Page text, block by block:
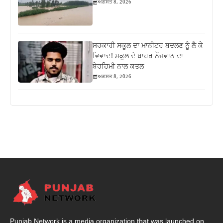
ਅਗਸਤ 8, 2026
ਸਰਕਾਰੀ ਸਕੂਲ ਦਾ ਮਾਨੀਟਰ ਬਦਲਣ ਨੂੰ ਲੈ ਕੇ
ਵਿਵਾਦ! ਸਕੂਲ ਦੇ ਬਾਹਰ ਨੌਜਵਾਨ ਦਾ
ਬੇਰਹਿਮੀ ਨਾਲ ਕਤਲ
ਅਗਸਤ 8, 2026